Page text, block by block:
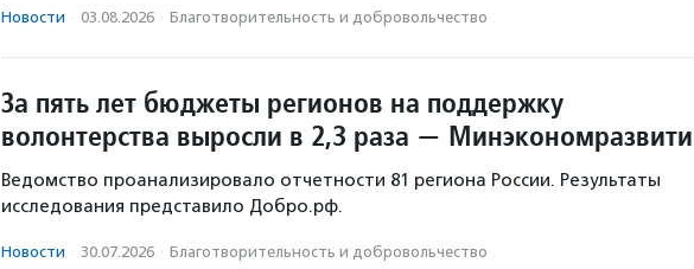
Новости · 03.08.2026 · Благотвори­тель­ность и доброволь­чест­во
За пять лет бюджеты регионов на поддержку
волонтерства выросли в 2,3 раза —
Ведомство проанализировало отчетности 81 региона России. Результаты
исследования представило Добро.рф.
Новости · 30.07.2026 · Благотвори­тель­ность и доброволь­чест­во